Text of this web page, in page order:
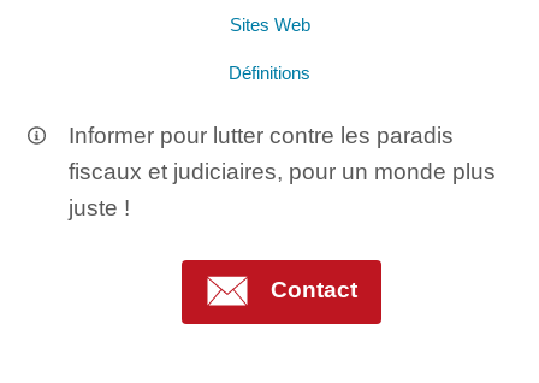
Sites Web
Définitions
Informer pour lutter contre les paradis
fiscaux et judiciaires, pour un monde plus
juste !
Contact